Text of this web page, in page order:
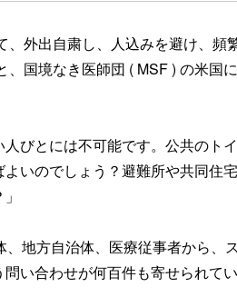
、外出自粛し、人込みを避け、頻
国境なき医師団 ( MSF ) の米国
びとには不可能です。公共のト
いのでしょう？避難所や共同住
地方自治体、医療従事者から、
い合わせが何百件も寄せられてい